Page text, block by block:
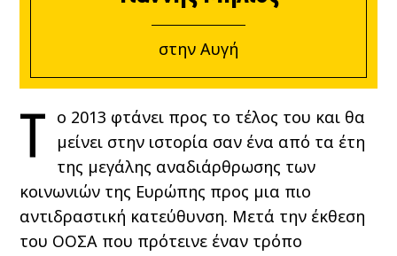
στην Αυγή
Τ ο 2013 φτάνει προς το τέλος του και θα
μείνει στην ιστορία σαν ένα από τα έτη
της μεγάλης αναδιάρθρωσης των
κοινωνιών της Ευρώπης προς μια πιο
αντιδραστική κατεύθυνση. Μετά την έκθεση
του ΟΟΣΑ που πρότεινε έναν τρόπο